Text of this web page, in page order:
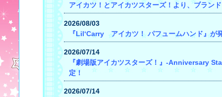
アイカツ！とアイカツスターズ！より、ブラン
2026/08/03
『Lil‘Carry アイカツ！ パフュームハンド』が
2026/07/14
『劇場版アイカツスターズ！』-Anniversary
定！
2026/07/14